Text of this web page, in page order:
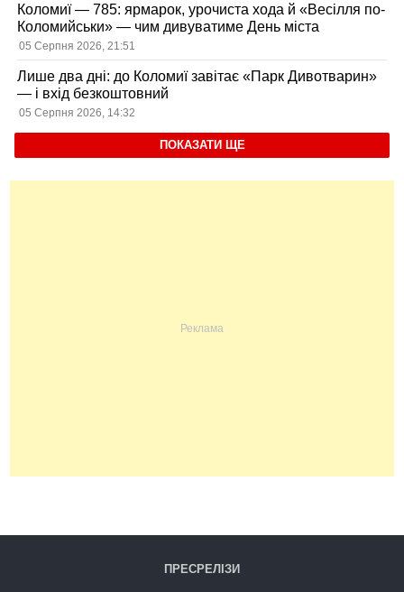
Коломиї — 785: ярмарок, урочиста хода й «Весілля по-
Коломийськи» — чим дивуватиме День міста
05 Серпня 2026, 21:51
Лише два дні: до Коломиї завітає «Парк Дивотварин»
— і вхід безкоштовний
05 Серпня 2026, 14:32
ПОКАЗАТИ ЩЕ
ПРЕСРЕЛІЗИ